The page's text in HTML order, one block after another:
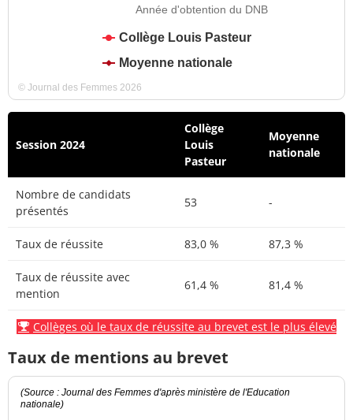
Année d'obtention du DNB
Collège Louis Pasteur
Moyenne nationale
© Journal des Femmes 2026
Session 2024
Collège
Louis
Pasteur
Moyenne
nationale
Nombre de candidats
présentés
53 -
Taux de réussite 83,0 % 87,3 %
Taux de réussite avec
mention
61,4 % 81,4 %
Collèges où le taux de réussite au brevet est le plus élevé
Taux de mentions au brevet
(Source : Journal des Femmes d'après ministère de l'Education
nationale)